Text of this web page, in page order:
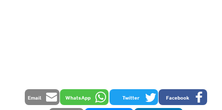
Facebook
Twitter
WhatsApp
Email